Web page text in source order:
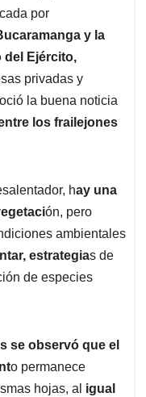
por
y la
del Ejército,
privadas y
la buena noticia
los frailejones
hay una
ón, pero
ambientales
estrategias de
de especies
se observó que el
o permanece
hojas, al igual